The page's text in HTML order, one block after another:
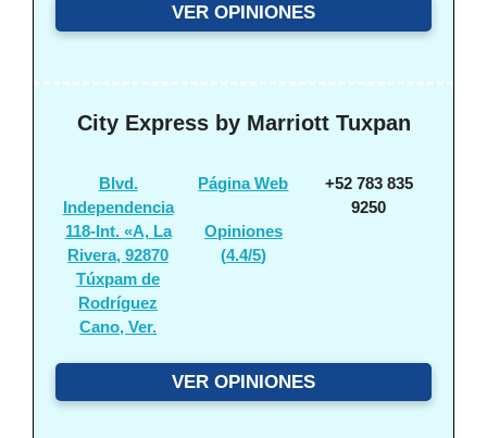
VER OPINIONES
City Express by Marriott Tuxpan
Blvd.
Independencia
118-Int. «A, La
Rivera, 92870
Túxpam de
Rodríguez
Cano, Ver.
Página Web
Opiniones
(4.4/5)
+52 783 835
9250
VER OPINIONES